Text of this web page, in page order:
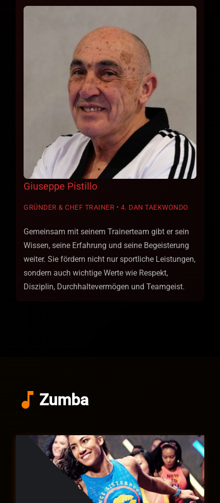
Giuseppe Pistillo
GRÜNDER & CHEF TRAINER • 4. DAN TAEKWONDO
Gemeinsam mit seinem Trainerteam gibt er sein
Wissen, seine Erfahrung und seine Begeisterung
weiter. Sie fördern nicht nur sportliche Leistungen,
sondern auch wichtige Werte wie Respekt,
Disziplin, Durchhaltevermögen und Teamgeist.
music_note Zumba